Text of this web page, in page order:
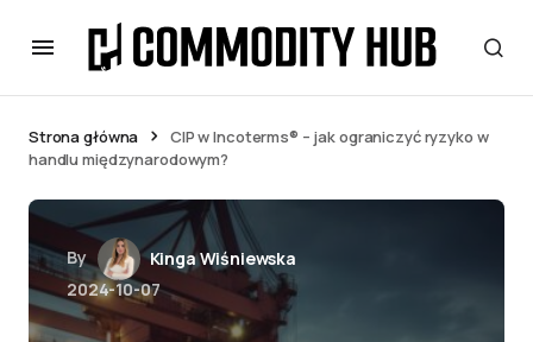
Strona główna
CIP w Incoterms® – jak ograniczyć ryzyko w
handlu międzynarodowym?
By
Kinga Wiśniewska
2024-10-07